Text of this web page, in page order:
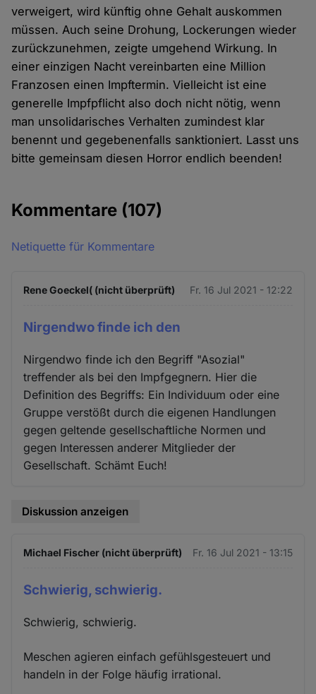
verweigert, wird künftig ohne Gehalt auskommen
müssen. Auch seine Drohung, Lockerungen wieder
zurückzunehmen, zeigte umgehend Wirkung. In
einer einzigen Nacht vereinbarten eine Million
Franzosen einen Impftermin. Vielleicht ist eine
generelle Impfpflicht also doch nicht nötig, wenn
man unsolidarisches Verhalten zumindest klar
benennt und gegebenenfalls sanktioniert. Lasst uns
bitte gemeinsam diesen Horror endlich beenden!
Kommentare (107)
Netiquette für Kommentare
Rene Goeckel( (nicht überprüft) Fr. 16 Jul 2021 - 12:22
Nirgendwo finde ich den
Nirgendwo finde ich den Begriff "Asozial"
treffender als bei den Impfgegnern. Hier die
Definition des Begriffs: Ein Individuum oder eine
Gruppe verstößt durch die eigenen Handlungen
gegen geltende gesellschaftliche Normen und
gegen Interessen anderer Mitglieder der
Gesellschaft. Schämt Euch!
Diskussion anzeigen
Michael Fischer (nicht überprüft) Fr. 16 Jul 2021 - 13:15
Schwierig, schwierig.
Schwierig, schwierig.
Meschen agieren einfach gefühlsgesteuert und
handeln in der Folge häufig irrational.